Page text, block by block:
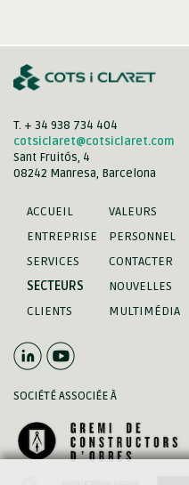
T. + 34 938 734 404
cotsiclaret@cotsiclaret.com
Sant Fruitós, 4
08242 Manresa, Barcelona
ACCUEIL
ENTREPRISE
SERVICES
SECTEURS
CLIENTS
VALEURS
PERSONNEL
CONTACTER
NOUVELLES
MULTIMÉDIA
SOCIÉTÉ ASSOCIÉE À